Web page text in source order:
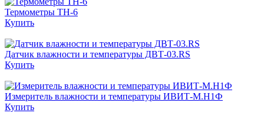
Термометры ТН-6
Купить
Датчик влажности и температуры ДВТ-03.RS
Купить
Измеритель влажности и температуры ИВИТ-М.Н1Ф
Купить